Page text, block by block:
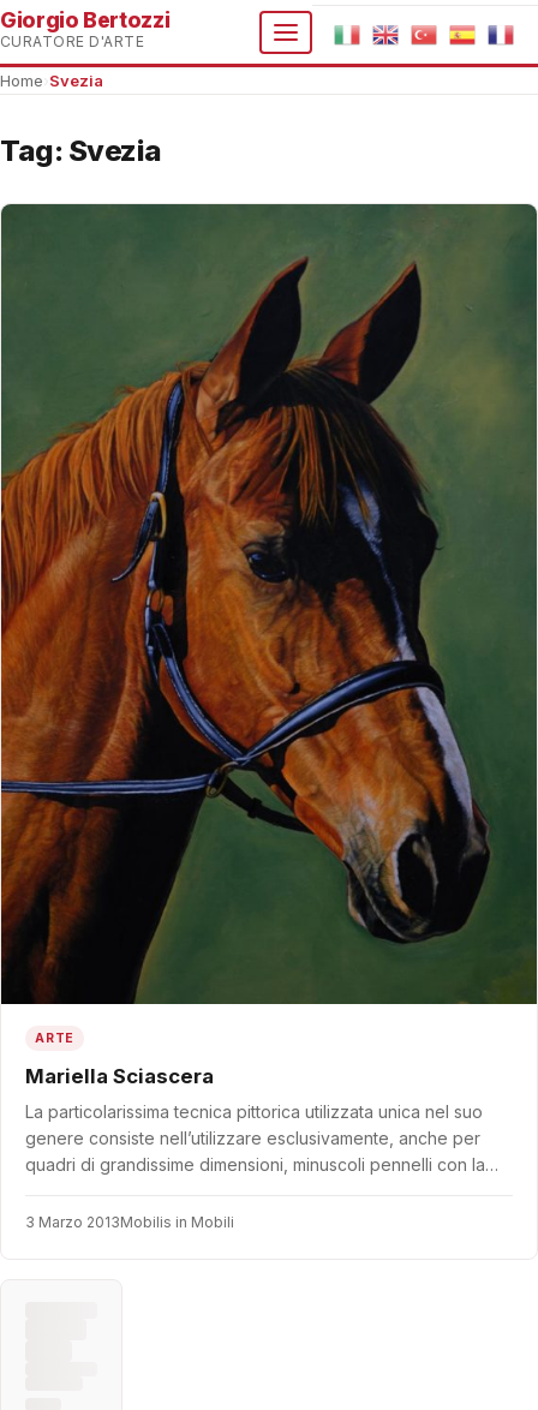
Giorgio Bertozzi
CURATORE D'ARTE
Home Svezia
Tag: Svezia
ARTE
Mariella Sciascera
La particolarissima tecnica pittorica utilizzata unica nel suo
genere consiste nell’utilizzare esclusivamente, anche per
quadri di grandissime dimensioni, minuscoli pennelli con la…
3 Marzo 2013Mobilis in Mobili